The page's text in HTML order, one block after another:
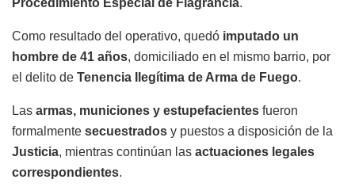
Procedimiento Especial de Flagrancia.
Como resultado del operativo, quedó imputado un
hombre de 41 años, domiciliado en el mismo barrio, por
el delito de Tenencia Ilegítima de Arma de Fuego.
Las armas, municiones y estupefacientes fueron
formalmente secuestrados y puestos a disposición de la
Justicia, mientras continúan las actuaciones legales
correspondientes.